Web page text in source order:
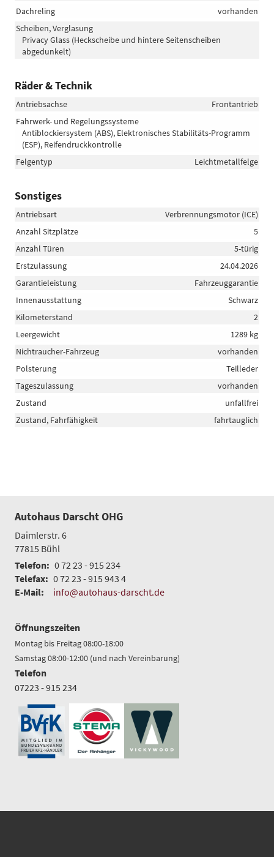
Dachreling
vorhanden
Scheiben, Verglasung
Privacy Glass (Heckscheibe und hintere Seitenscheiben
abgedunkelt)
Räder & Technik
Antriebsachse
Frontantrieb
Fahrwerk- und Regelungssysteme
Antiblockiersystem (ABS), Elektronisches Stabilitäts-Programm
(ESP), Reifendruckkontrolle
Felgentyp
Leichtmetallfelge
Sonstiges
Antriebsart
Verbrennungsmotor (ICE)
Anzahl Sitzplätze
5
Anzahl Türen
5-türig
Erstzulassung
24.04.2026
Garantieleistung
Fahrzeuggarantie
Innenausstattung
Schwarz
Kilometerstand
2
Leergewicht
1289 kg
Nichtraucher-Fahrzeug
vorhanden
Polsterung
Teilleder
Tageszulassung
vorhanden
Zustand
unfallfrei
Zustand, Fahrfähigkeit
fahrtauglich
Autohaus Darscht OHG
Daimlerstr. 6
77815 Bühl
Telefon: 0 72 23 - 915 234
Telefax: 0 72 23 - 915 943 4
E-Mail:
info@autohaus-darscht.de
Öffnungszeiten
Montag bis Freitag 08:00-18:00
Samstag 08:00-12:00 (und nach Vereinbarung)
Telefon
07223 - 915 234